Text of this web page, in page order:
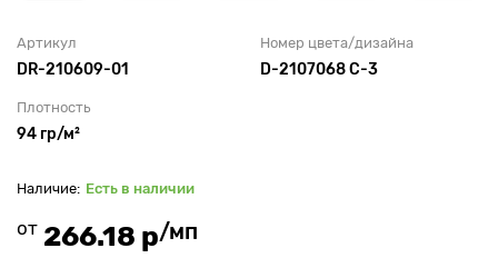
Артикул
DR-210609-01
Номер цвета/дизайна
D-2107068 C-3
Плотность
94 гр/м²
Есть в наличии
от 266.18 р/мп